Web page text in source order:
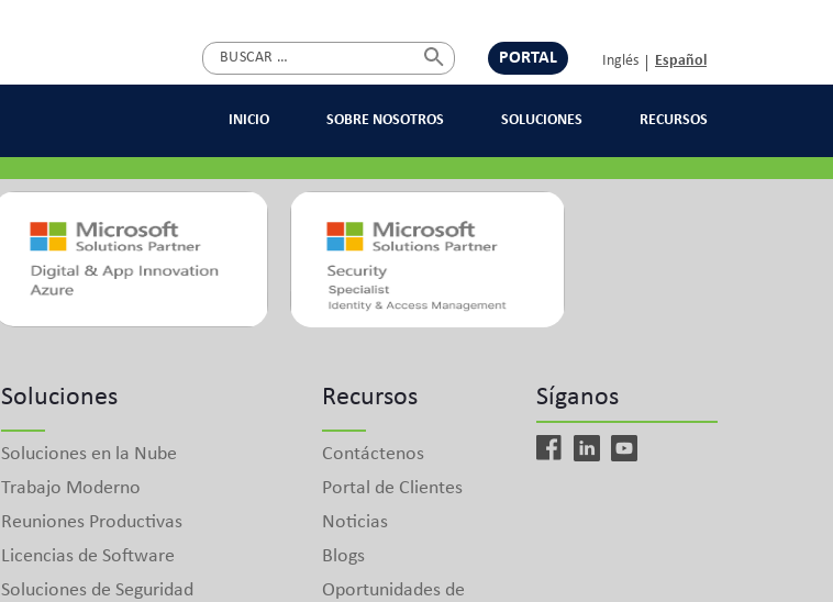
Buscar: PORTAL Inglés Español
INICIO SOBRE NOSOTROS SOLUCIONES RECURSOS
Soluciones
Soluciones en la Nube
Trabajo Moderno
Reuniones Productivas
Licencias de Software
Soluciones de Seguridad
Recursos
Contáctenos
Portal de Clientes
Noticias
Blogs
Oportunidades de
Síganos